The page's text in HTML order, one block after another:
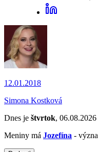
12.01.2018
Simona Kostková
Dnes je štvrtok, 06.08.2026
Meniny má Jozefína -